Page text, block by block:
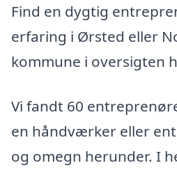
Find en dygtig
erfaring i Ørsted eller
kommune i oversigten
Vi fandt 60
en håndværker eller
og omegn herunder. I